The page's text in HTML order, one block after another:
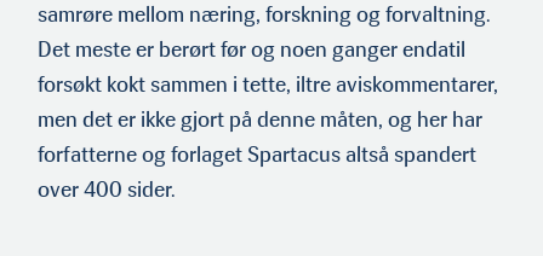
samrøre mellom næring, forskning og forvaltning.
Det meste er berørt før og noen ganger endatil
forsøkt kokt sammen i tette, iltre aviskommentar­er,
men det er ikke gjort på denne måten, og her har
forfatterne og forlaget Spartacus altså spandert
over 400 sider.